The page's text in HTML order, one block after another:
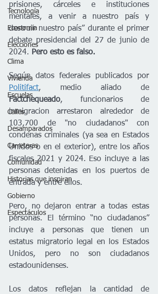
Tecnología
Economía
Elecciones
Clima
Vivienda
Escuelas
Calles
Desamparados
Carreteras
Comunidad
Historias que inspiran
Gobierno
Espectáculos
prisiones, cárceles e instituciones
mentales, a venir a nuestro país y
destruir nuestro país” durante el primer
debate presidencial del 27 de junio de
2024. Pero esto es falso.
Politifact
Factchequeado, funcionarios de
inmigracion arrestaron alrededor de
103,700 de "no ciudadanos" con
condenas criminales (ya sea en Estados
Unidos o en el exterior), entre los años
fiscales 2021 y 2024. Eso incluye a las
personas detenidas en los puertos de
entrada y entre ellos.
Pero, no dejaron entrar a todas estas
personas. El término “no ciudadanos”
incluye a personas que tienen un
estatus migratorio legal en los Estados
Unidos, pero no son ciudadanos
estadounidenses.
Los datos reflejan la cantidad de